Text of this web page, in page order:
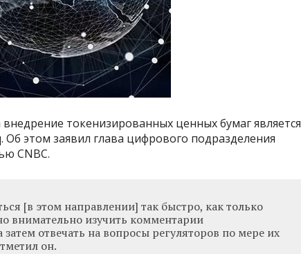
токенизированных ценных бумаг является
этом заявил глава цифрового подразделения
CNBC.
[в этом направлении] так быстро, как только
внимательно изучить комментарии
затем отвечать на вопросы регуляторов по мере их
он.